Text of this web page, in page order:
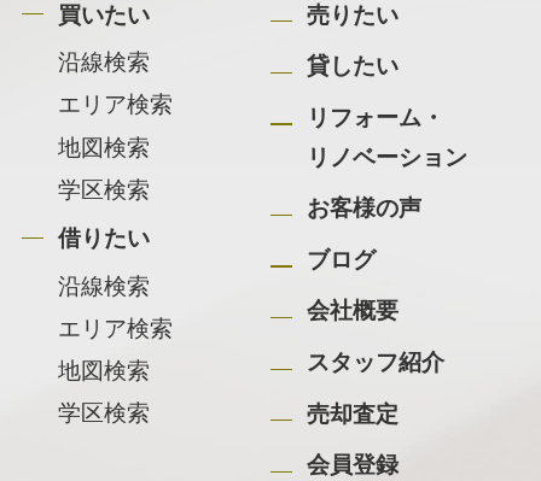
買いたい
沿線検索
エリア検索
地図検索
学区検索
借りたい
沿線検索
エリア検索
地図検索
学区検索
売りたい
貸したい
リフォーム・
リノベーション
お客様の声
ブログ
会社概要
スタッフ紹介
売却査定
会員登録